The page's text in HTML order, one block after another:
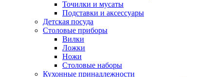
Точилки и мусаты
Подставки и аксессуары
Детская посуда
Столовые приборы
Вилки
Ложки
Ножи
Столовые наборы
Кухонные принадлежности